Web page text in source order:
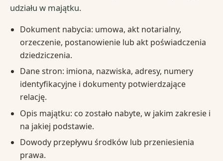
udziału w majątku.
Dokument nabycia: umowa, akt notarialny,
orzeczenie, postanowienie lub akt poświadczenia
dziedziczenia.
Dane stron: imiona, nazwiska, adresy, numery
identyfikacyjne i dokumenty potwierdzające
relację.
Opis majątku: co zostało nabyte, w jakim zakresie i
na jakiej podstawie.
Dowody przepływu środków lub przeniesienia
prawa.